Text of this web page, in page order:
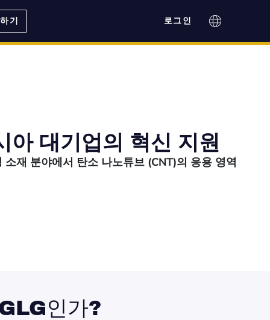
기 로그인
아 대기업의 혁신 지원
소재 분야에서 탄소 나노튜브 (CNT)의 응용 영역
인가?